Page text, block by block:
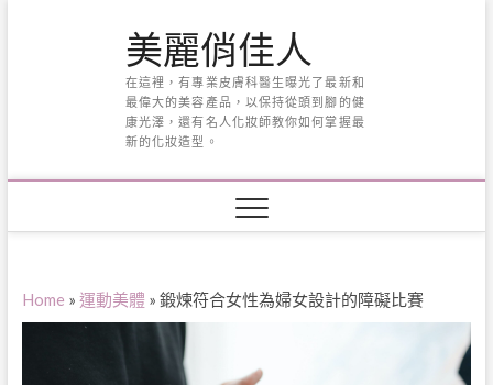
美麗俏佳人
在這裡，有專業皮膚科醫生曝光了最新和
最偉大的美容產品，以保持從頭到腳的健
康光澤，還有名人化妝師教你如何掌握最
新的化妝造型。
Home » 運動美體 » 鍛煉符合女性為婦女設計的障礙比賽